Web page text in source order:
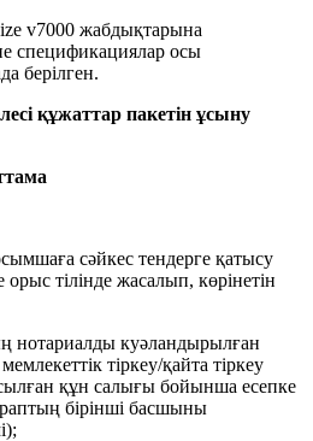
v7000 жабдықтарына
спецификациялар осы
берілген.
құжаттар пакетін ұсыну
сәйкес тендерге қатысу
орыс тілінде жасалып, көрінетін
нотариалды куәландырылған
тіркеу/қайта тіркеу
құн салығы бойынша есепке
бірінші басшыны